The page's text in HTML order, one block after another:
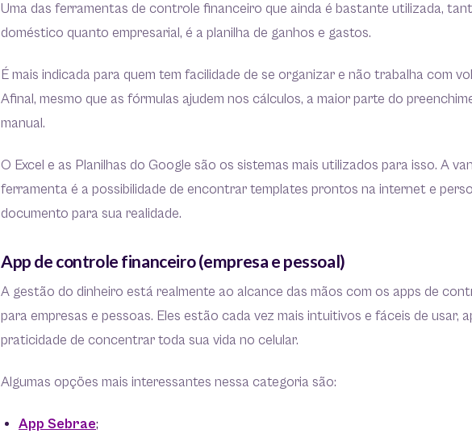
Uma das ferramentas de controle financeiro que ainda é bastante utilizada,
doméstico quanto empresarial, é a planilha de ganhos e gastos.
É mais indicada para quem tem facilidade de se organizar e não trabalha com
Afinal, mesmo que as fórmulas ajudem nos cálculos, a maior parte do
manual.
O Excel e as Planilhas do Google são os sistemas mais utilizados para isso. A
ferramenta é a possibilidade de encontrar templates prontos na internet e
documento para sua realidade.
App de controle financeiro (empresa e pessoal)
A gestão do dinheiro está realmente ao alcance das mãos com os apps de
para empresas e pessoas. Eles estão cada vez mais intuitivos e fáceis de usar,
praticidade de concentrar toda sua vida no celular.
Algumas opções mais interessantes nessa categoria são:
App Sebrae;